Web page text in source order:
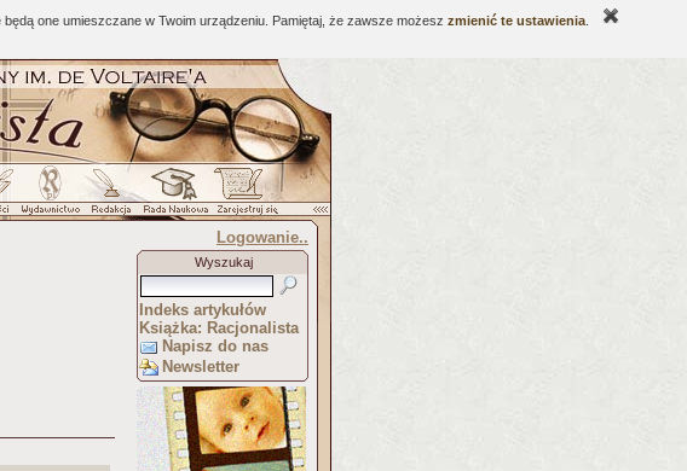
one umieszczane w Twoim urządzeniu. Pamiętaj, że zawsze możesz zmienić te ustawienia
Logowanie..
Wyszukaj
Indeks artykułów
Książka: Racjonalista
Napisz do nas
Newsletter